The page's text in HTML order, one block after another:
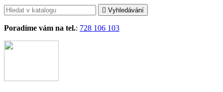
 Vyhledávání
Poradíme vám na tel.: 728 106 103